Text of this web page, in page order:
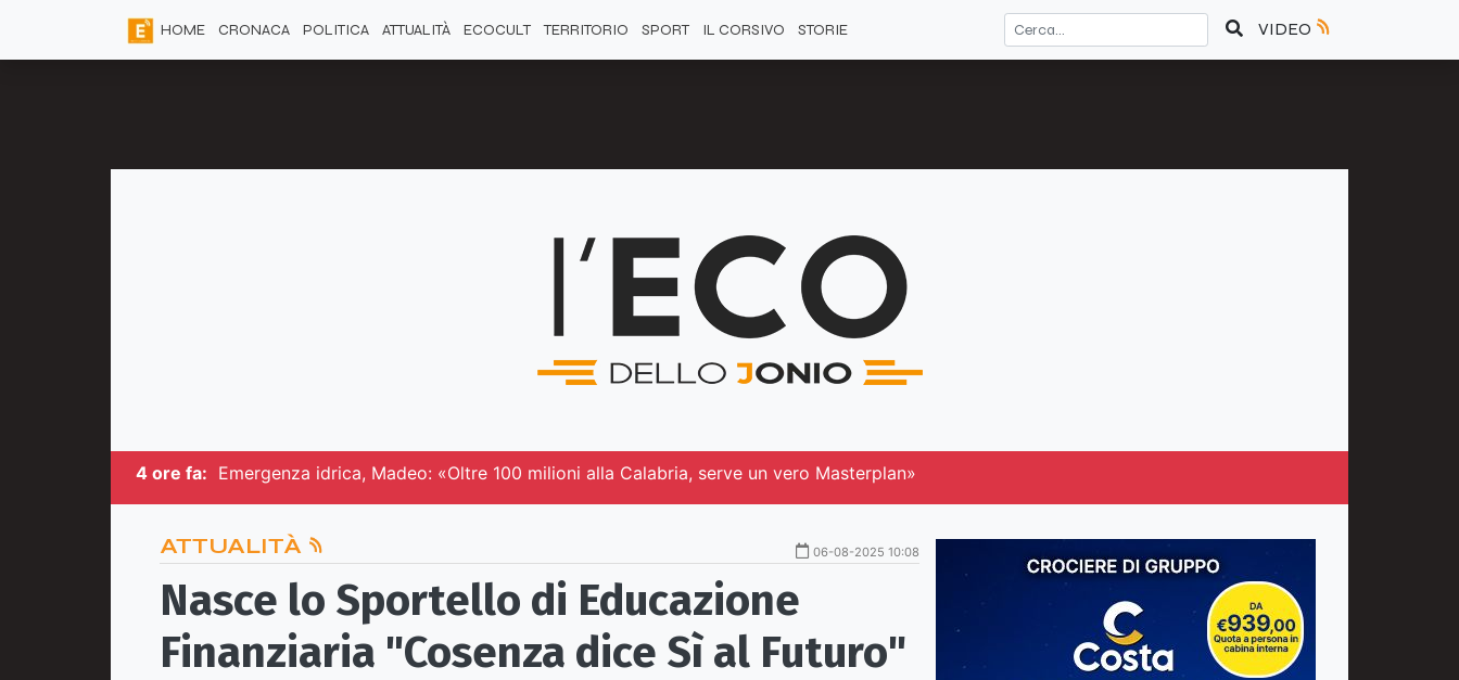
HOME CRONACA POLITICA ATTUALITÀ ECOCULT TERRITORIO SPORT IL CORSIVO STORIE VIDEO
4 ore fa: Emergenza idrica, Madeo: «Oltre 100 milioni alla Calabria, serve un vero Masterplan»
ATTUALITÀ 06-08-2025 10:08
Nasce lo Sportello di Educazione
Finanziaria "Cosenza dice Sì al Futuro"